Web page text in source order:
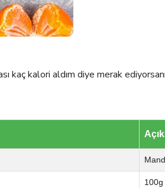
kaç kalori aldım diye merak
100g